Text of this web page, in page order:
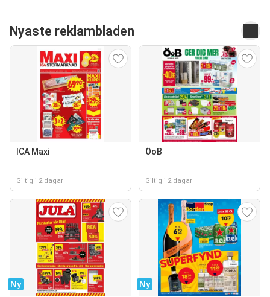
Nyaste reklambladen
ICA Maxi
Giltig i 2 dagar
ÖoB
Giltig i 2 dagar
Ny Ny